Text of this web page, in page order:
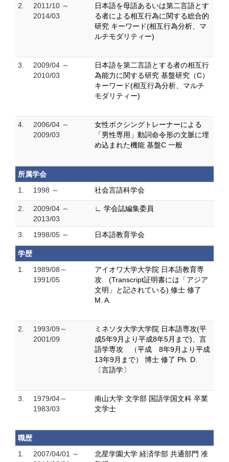
2.
2011/10 ～
2014/03
日本語を母語あるいは第二言語とす
る者による相互行為に関する総合的
研究 キーワード(相互行為分析、マ
ルチモダリティー)
3.
2009/04 ～
2010/03
日本語を第二言語とする者の相互行
為能力に関する研究 基盤研究（C）
キーワード(相互行為分析、マルチ
モダリティー)
4.
2006/04 ～
2009/03
女性ボクシングトレーナーによる
「男性専用」動詞命令形の文脈に埋
め込まれた機能 基盤C 一般
所属学会
1.
1998 ～ 社会言語科学会
2.
2009/04 ～
2013/03
∟ 学会誌編集委員
3. 1998/05 ～ 日本語教育学会
学歴
1.
1989/08～
1991/05
アイオワ大学大学院 日本語教育専
攻 (Transcript証明書には「アジア
文明」と記されている) 修士 修了
M. A.
2.
1993/09～
2001/09
ミネソタ大学大学院 日本語専攻(平
成5年9月より平成8年5月まで)、言
語学専攻 （平成 8年9月より平成
13年9月まで） 博士 修了 Ph. D.
〔言語学〕
3.
1979/04～
1983/03
南山大学 文学部 国語学国文科 卒業
文学士
職歴
1.
2007/04/01 ～
北星学園大学 経済学部 共通部門 准